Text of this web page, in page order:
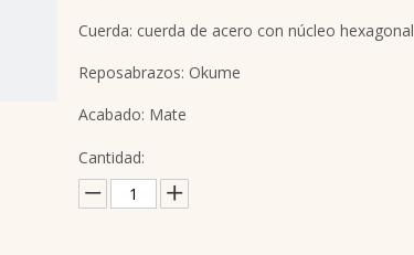
Cuerda: cuerda de acero con núcleo hexagonal
Reposabrazos: Okume
Acabado: Mate
Cantidad: